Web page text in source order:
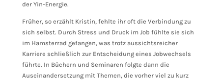
der Yin-Energie.
Früher, so erzählt Kristin, fehlte ihr oft die Verbindung zu
sich selbst. Durch Stress und Druck im Job fühlte sie sich
im Hamsterrad gefangen, was trotz aussichtsreicher
Karriere schließlich zur Entscheidung eines Jobwechsels
führte. In Büchern und Seminaren folgte dann die
Auseinandersetzung mit Themen, die vorher viel zu kurz